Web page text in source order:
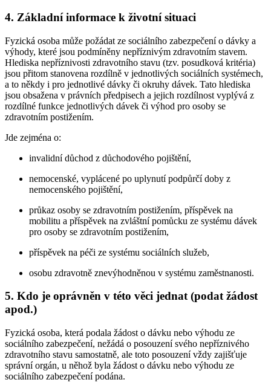
4. Základní informace k životní situaci
Fyzická osoba může požádat ze sociálního zabezpečení o dávky a
výhody, které jsou podmíněny nepříznivým zdravotním stavem.
Hlediska nepříznivosti zdravotního stavu (tzv. posudková kritéria)
jsou přitom stanovena rozdílně v jednotlivých sociálních systémech,
a to někdy i pro jednotlivé dávky či okruhy dávek. Tato hlediska
jsou obsažena v právních předpisech a jejich rozdílnost vyplývá z
rozdílné funkce jednotlivých dávek či výhod pro osoby se
zdravotním postižením.
Jde zejména o:
invalidní důchod z důchodového pojištění,
nemocenské, vyplácené po uplynutí podpůrčí doby z
nemocenského pojištění,
průkaz osoby se zdravotním postižením, příspěvek na
mobilitu a příspěvek na zvláštní pomůcku ze systému dávek
pro osoby se zdravotním postižením,
příspěvek na péči ze systému sociálních služeb,
osobu zdravotně znevýhodněnou v systému zaměstnanosti.
5. Kdo je oprávněn v této věci jednat (podat žádost
apod.)
Fyzická osoba, která podala žádost o dávku nebo výhodu ze
sociálního zabezpečení, nežádá o posouzení svého nepříznivého
zdravotního stavu samostatně, ale toto posouzení vždy zajišťuje
správní orgán, u něhož byla žádost o dávku nebo výhodu ze
sociálního zabezpečení podána.